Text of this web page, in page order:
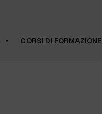
CORSI DI FORMAZIONE